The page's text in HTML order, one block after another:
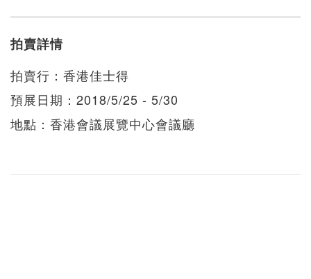
拍賣詳情
拍賣行：香港佳士得
預展日期：2018/5/25 - 5/30
地點：香港會議展覽中心會議廳